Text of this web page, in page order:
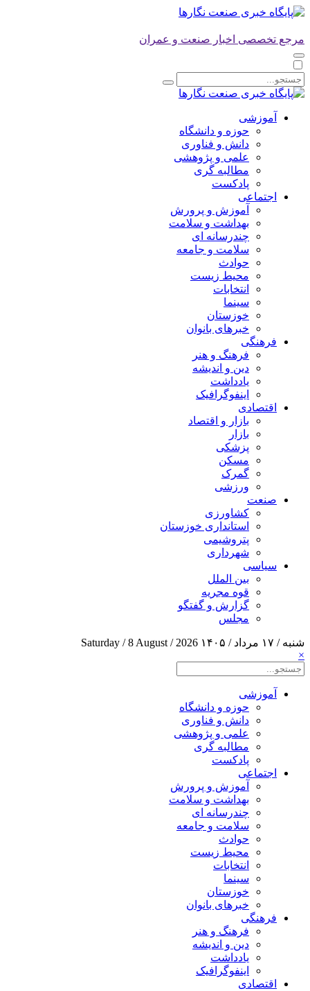
مرجع تخصصی اخبار صنعت و عمران
آموزشی
حوزه و دانشگاه
دانش و فناوری
علمی و پژوهشی
مطالبه گری
پادکست
اجتماعی
آموزش و پرورش
بهداشت و سلامت
چندرسانه ای
سلامت و جامعه
حوادث
محیط زیست
انتخابات
سینما
خوزستان
خبرهای بانوان
فرهنگی
فرهنگ و هنر
دین و اندیشه
یادداشت
اینفوگرافیک
اقتصادی
بازار و اقتصاد
بازار
پزشکی
مسکن
گمرک
ورزشی
صنعت
کشاورزی
استانداری خوزستان
پتروشیمی
شهرداری
سیاسی
بین الملل
قوه مجریه
گزارش و گفتگو
مجلس
شنبه / ۱۷ مرداد / ۱۴۰۵
Saturday / 8 August / 2026
×
آموزشی
حوزه و دانشگاه
دانش و فناوری
علمی و پژوهشی
مطالبه گری
پادکست
اجتماعی
آموزش و پرورش
بهداشت و سلامت
چندرسانه ای
سلامت و جامعه
حوادث
محیط زیست
انتخابات
سینما
خوزستان
خبرهای بانوان
فرهنگی
فرهنگ و هنر
دین و اندیشه
یادداشت
اینفوگرافیک
اقتصادی